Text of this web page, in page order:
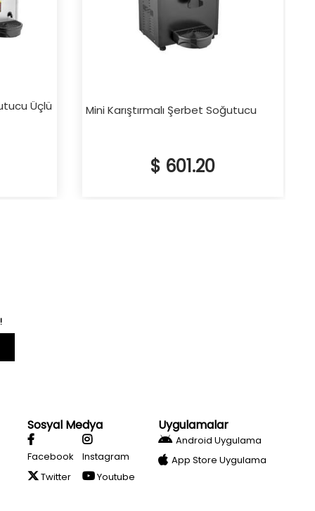
Üçlü Mini Karıştırmalı Şerbet Soğutucu
$ 601.20
Sosyal Medya
Facebook
Instagram
Twitter
Youtube
Uygulamalar
Android Uygulama
App Store Uygulama